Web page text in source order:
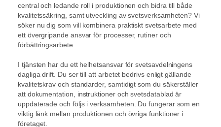
central och ledande roll i produktionen och bidra till både
kvalitetssäkring, samt utveckling av svetsverksamheten? Vi
söker nu dig som vill kombinera praktiskt svetsarbete med
ett övergripande ansvar för processer, rutiner och
förbättringsarbete.
I tjänsten har du ett helhetsansvar för svetsavdelningens
dagliga drift. Du ser till att arbetet bedrivs enligt gällande
kvalitetskrav och standarder, samtidigt som du säkerställer
att dokumentation, instruktioner och svetsdatablad är
uppdaterade och följs i verksamheten. Du fungerar som en
viktig länk mellan produktionen och övriga funktioner i
företaget.